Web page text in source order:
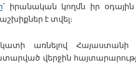
՝ իրանական կողմն իր
է տվել։
առնելով
վերջին